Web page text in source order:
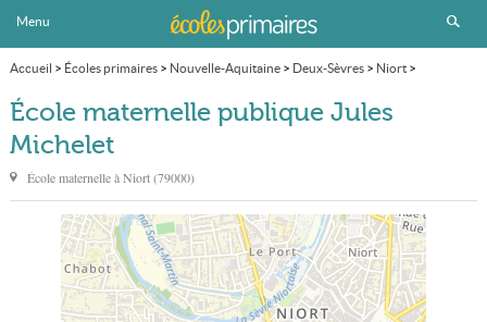
Menu
Accueil > Écoles primaires> Nouvelle-Aquitaine> Deux-Sèvres> Niort>
École maternelle publique Jules Michelet
École maternelle publique Jules
Michelet
École maternelle àNiort(79000)